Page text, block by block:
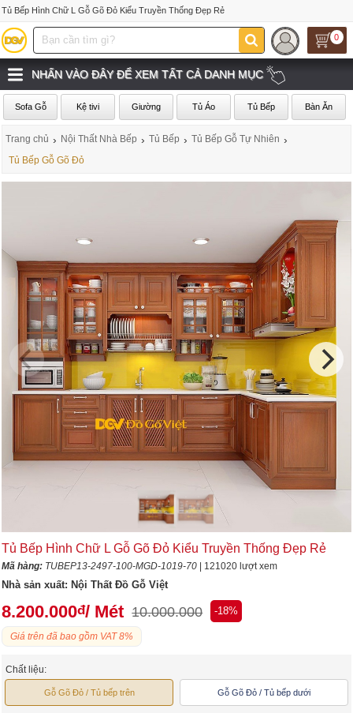
Tủ Bếp Hình Chữ L Gỗ Gõ Đỏ Kiểu Truyền Thống Đẹp Rẻ
0
NHẤN VÀO ĐÂY ĐỂ XEM TẤT CẢ DANH MỤC
Sofa Gỗ Kệ tivi Giường Tủ Áo Tủ Bếp Bàn Ăn
Trang chủ › Nội Thất Nhà Bếp › Tủ Bếp › Tủ Bếp Gỗ Tự Nhiên ›
Tủ Bếp Gỗ Gõ Đỏ
Tủ Bếp Hình Chữ L Gỗ Gõ Đỏ Kiểu Truyền Thống Đẹp Rẻ
Mã hàng: TUBEP13-2497-100-MGD-1019-70 | 121020 lượt xem
Nhà sản xuất: Nội Thất Đồ Gỗ Việt
8.200.000đ/ Mét 10.000.000 -18%
Giá trên đã bao gồm VAT 8%
Chất liệu:
Gỗ Gõ Đỏ / Tủ bếp trên Gỗ Gõ Đỏ / Tủ bếp dưới